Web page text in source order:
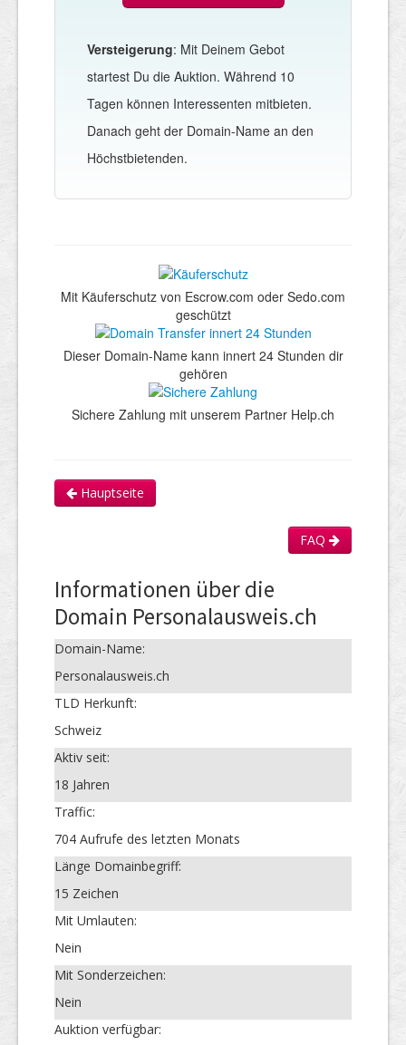
Versteigerung: Mit Deinem Gebot
startest Du die Auktion. Während 10
Tagen können Interessenten mitbieten.
Danach geht der Domain-Name an den
Höchstbietenden.
Mit Käuferschutz von Escrow.com oder Sedo.com
geschützt
Dieser Domain-Name kann innert 24 Stunden dir
gehören
Sichere Zahlung mit unserem Partner Help.ch
Hauptseite
FAQ
Informationen über die
Domain Personalausweis.ch
Domain-Name:
Personalausweis.ch
TLD Herkunft:
Schweiz
Aktiv seit:
18 Jahren
Traffic:
704 Aufrufe des letzten Monats
Länge Domainbegriff:
15 Zeichen
Mit Umlauten:
Nein
Mit Sonderzeichen:
Nein
Auktion verfügbar: